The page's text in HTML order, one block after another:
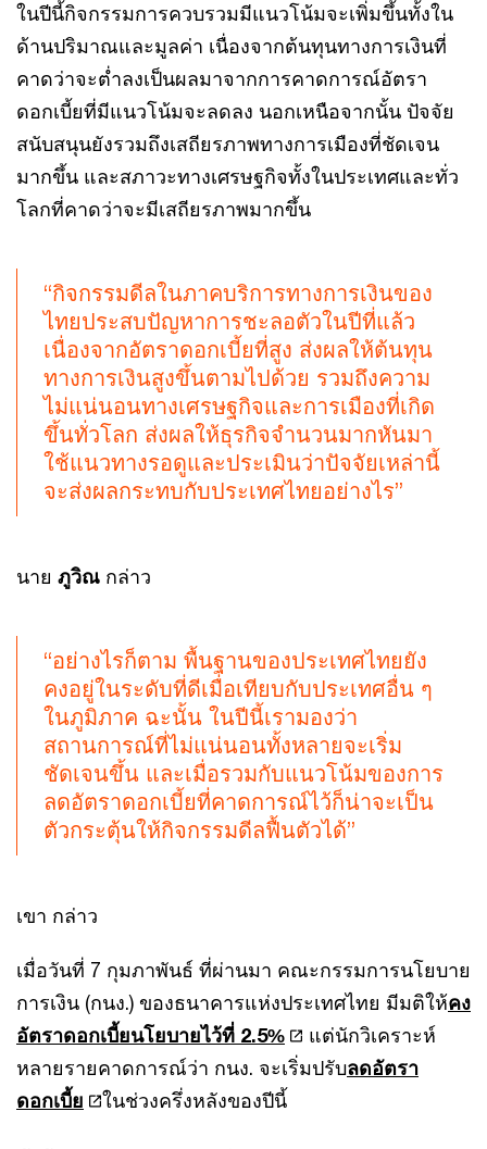
ในปีนี้กิจกรรมการควบรวมมีแนวโน้มจะเพิ่มขึ้นทั้งใน
ด้านปริมาณและมูลค่า เนื่องจากต้นทุนทางการเงินที่
คาดว่าจะต่ำลงเป็นผลมาจากการคาดการณ์อัตรา
ดอกเบี้ยที่มีแนวโน้มจะลดลง นอกเหนือจากนั้น ปัจจัย
สนับสนุนยังรวมถึงเสถียรภาพทางการเมืองที่ชัดเจน
มากขึ้น และสภาวะทางเศรษฐกิจทั้งในประเทศและทั่ว
โลกที่คาดว่าจะมีเสถียรภาพมากขึ้น
“กิจกรรมดีลในภาคบริการทางการเงินของ
ไทยประสบปัญหาการชะลอตัวในปีที่แล้ว
เนื่องจากอัตราดอกเบี้ยที่สูง ส่งผลให้ต้นทุน
ทางการเงินสูงขึ้นตามไปด้วย รวมถึงความ
ไม่แน่นอนทางเศรษฐกิจและการเมืองที่เกิด
ขึ้นทั่วโลก ส่งผลให้ธุรกิจจำนวนมากหันมา
ใช้แนวทางรอดูและประเมินว่าปัจจัยเหล่านี้
จะส่งผลกระทบกับประเทศไทยอย่างไร”
นาย ภูวิณ กล่าว
“อย่างไรก็ตาม พื้นฐานของประเทศไทยยัง
คงอยู่ในระดับที่ดีเมื่อเทียบกับประเทศอื่น ๆ
ในภูมิภาค ฉะนั้น ในปีนี้เรามองว่า
สถานการณ์ที่ไม่แน่นอนทั้งหลายจะเริ่ม
ชัดเจนขึ้น และเมื่อรวมกับแนวโน้มของการ
ลดอัตราดอกเบี้ยที่คาดการณ์ไว้ก็น่าจะเป็น
ตัวกระตุ้นให้กิจกรรมดีลฟื้นตัวได้”
เขา กล่าว
เมื่อวันที่ 7 กุมภาพันธ์ ที่ผ่านมา คณะกรรมการนโยบาย
การเงิน (กนง.) ของธนาคารแห่งประเทศไทย มีมติให้คง
อัตราดอกเบี้ยนโยบายไว้ที่ 2.5%
แต่นักวิเคราะห์
หลายรายคาดการณ์ว่า กนง. จะเริ่มปรับลดอัตรา
ดอกเบี้ย
ในช่วงครึ่งหลังของปีนี้